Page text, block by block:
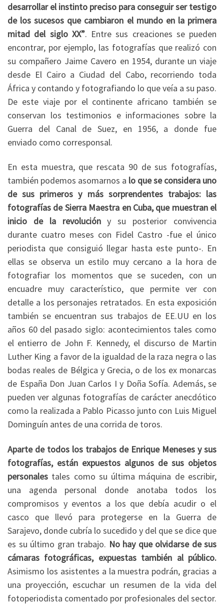
desarrollar el instinto preciso para conseguir ser testigo
de los sucesos que cambiaron el mundo en la primera
mitad del siglo XX”. Entre sus creaciones se pueden
encontrar, por ejemplo, las fotografías que realizó con
su compañero Jaime Cavero en 1954, durante un viaje
desde El Cairo a Ciudad del Cabo, recorriendo toda
África y contando y fotografiando lo que veía a su paso.
De este viaje por el continente africano también se
conservan los testimonios e informaciones sobre la
Guerra del Canal de Suez, en 1956, a donde fue
enviado como corresponsal.
En esta muestra, que rescata 90 de sus fotografías,
también podemos asomarnos a lo que se considera uno
de sus primeros y más sorprendentes trabajos: las
fotografías de Sierra Maestra en Cuba, que muestran el
inicio de la revolucióny su posterior convivencia
durante cuatro meses con Fidel Castro -fue el único
periodista que consiguió llegar hasta este punto-. En
ellas se observa un estilo muy cercano a la hora de
fotografiar los momentos que se suceden, con un
encuadre muy característico, que permite ver con
detalle a los personajes retratados. En esta exposición
también se encuentran sus trabajos de EE.UU en los
años 60 del pasado siglo: acontecimientos tales como
el entierro de John F. Kennedy, el discurso de Martin
Luther King a favor de la igualdad de la raza negra o las
bodas reales de Bélgica y Grecia, o de los ex monarcas
de España Don Juan Carlos I y Doña Sofía. Además, se
pueden ver algunas fotografías de carácter anecdótico
como la realizada a Pablo Picasso junto con Luis Miguel
Dominguín antes de una corrida de toros.
Aparte de todos los trabajos de Enrique Meneses y sus
fotografías, están expuestos algunos de sus objetos
personales tales como su última máquina de escribir,
una agenda personal donde anotaba todos los
compromisos y eventos a los que debía acudir o el
casco que llevó para protegerse en la Guerra de
Sarajevo, donde cubría lo sucedido y del que se dice que
es su último gran trabajo. No hay que olvidarse de sus
cámaras fotográficas, expuestas también al público.
Asimismo los asistentes a la muestra podrán, gracias a
una proyección, escuchar un resumen de la vida del
fotoperiodista comentado por profesionales del sector.